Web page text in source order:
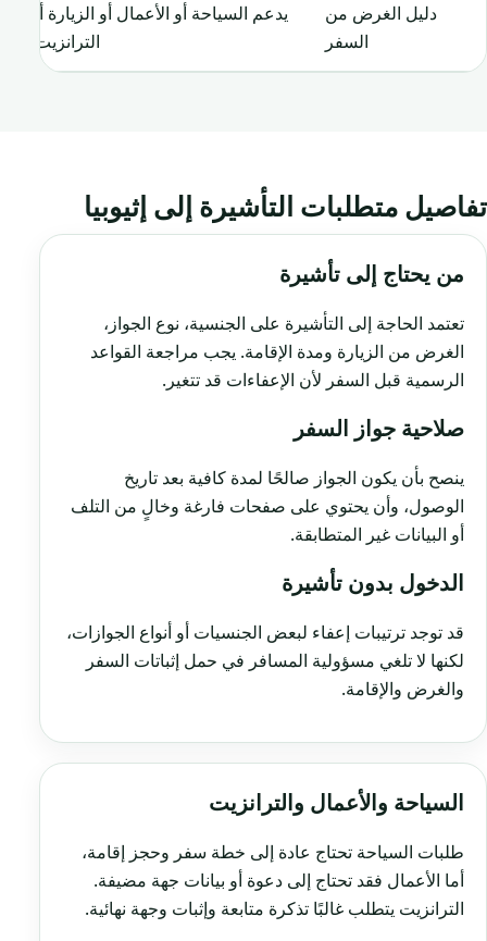
دليل الغرض من
السفر
يدعم السياحة أو الأعمال أو الزيارة أو
الترانزيت.
تفاصيل متطلبات التأشيرة إلى إثيوبيا
من يحتاج إلى تأشيرة
تعتمد الحاجة إلى التأشيرة على الجنسية، نوع الجواز،
الغرض من الزيارة ومدة الإقامة. يجب مراجعة القواعد
الرسمية قبل السفر لأن الإعفاءات قد تتغير.
صلاحية جواز السفر
ينصح بأن يكون الجواز صالحًا لمدة كافية بعد تاريخ
الوصول، وأن يحتوي على صفحات فارغة وخالٍ من التلف
أو البيانات غير المتطابقة.
الدخول بدون تأشيرة
قد توجد ترتيبات إعفاء لبعض الجنسيات أو أنواع الجوازات،
لكنها لا تلغي مسؤولية المسافر في حمل إثباتات السفر
والغرض والإقامة.
السياحة والأعمال والترانزيت
طلبات السياحة تحتاج عادة إلى خطة سفر وحجز إقامة،
أما الأعمال فقد تحتاج إلى دعوة أو بيانات جهة مضيفة.
الترانزيت يتطلب غالبًا تذكرة متابعة وإثبات وجهة نهائية.